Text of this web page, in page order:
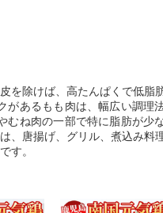
を除けば、高たんぱくで低脂
があるもも肉は、幅広い調理
むね肉の一部で特に脂肪が少
、唐揚げ、グリル、煮込み料
す。